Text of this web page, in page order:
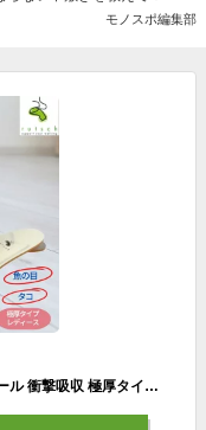
モノスポ編集部
インソール 魚の目 レディース 村山式インソール 衝撃吸収 極厚タイプ 安全靴 コックシューズ 長靴 疲れない アーチ 足底筋膜炎 足裏が痛い かかとが痛い かかと 中敷き ルッチェ 土踏まず 偏平足 モートン 立ち仕事 靴 いんそーる 靴の中敷 ルッチェ